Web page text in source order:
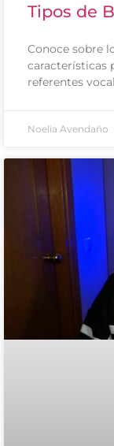
Tipos de
Conoce sobre
características
referentes
Noelia Avendaño